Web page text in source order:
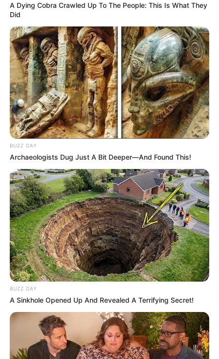
A Dying Cobra Crawled Up To The People: This Is What They
Did
BUZZ DAY
Archaeologists Dug Just A Bit Deeper—And Found This!
BUZZ DAY
A Sinkhole Opened Up And Revealed A Terrifying Secret!